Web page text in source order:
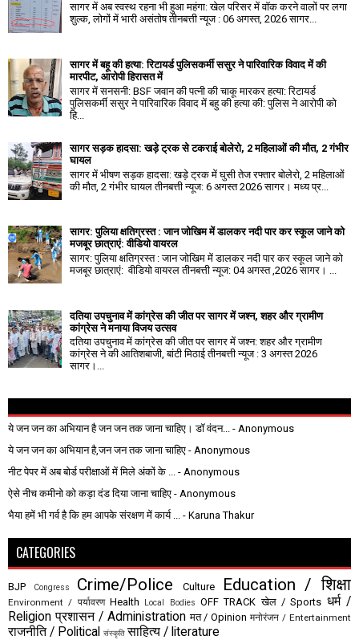
सागर में अब स्वस्थ रहना भी हुआ महंगा: खेल परिसर में वॉक करने वालों पर लगा
शुल्क, लोगों में भारी असंतोष तीनबत्ती न्यूज : 06 अगस्त, 2026 सागर...
सागर में बहू की हत्या: रिटायर्ड पुलिसकर्मी ससुर ने पारिवारिक विवाद में की
मारपीट, आरोपी हिरासत में
सागर में सनसनी: BSF जवान की पत्नी की चाकू मारकर हत्या: रिटायर्ड
पुलिसकर्मी ससुर ने पारिवारिक विवाद में बहु की हत्या की: पुलिस ने आरोपी को
हि...
सागर सड़क हादसा: खड़े ट्रक से टकराई बोलेरो, 2 महिलाओं की मौत, 2 गंभीर
घायल
सागर में भीषण सड़क हादसा: खड़े ट्रक में घुसी तेज रफ्तार बोलेरो, 2 महिलाओं
की मौत, 2 गंभीर घायल तीनबत्ती न्यूज: 6 अगस्त 2026 सागर। मध्य प्र...
सागर: पुलिया क्षतिग्रस्त : जान जोखिम में डालकर नदी पार कर स्कूल जाने को
मजबूर छात्राएं: वीडियो वायरल
सागर: पुलिया क्षतिग्रस्त : जान जोखिम में डालकर नदी पार कर स्कूल जाने को
मजबूर छात्राएं: वीडियो वायरल तीनबत्ती न्यूज: 04 अगस्त ,2026 सागर। ...
दतिया उपचुनाव में कांग्रेस की जीत पर सागर में जश्न, शहर और ग्रामीण
कांग्रेस ने मनाया विजय उत्सव
दतिया उपचुनाव में कांग्रेस की जीत पर सागर में जश्न: शहर और ग्रामीण
कांग्रेस ने की आतिशबाजी, बांटी मिठाई तीनबत्ती न्यूज : 3 अगस्त 2026
सागर।...
ये जन जन का अभियान है जन जन तक जाना चाहिए। डॉ वंदन...
- Anonymous
ये जन जन का अभियान है,जन जन तक जाना चाहिए - Anonymous
नीट पेपर में अब बोर्ड परीक्षाओं में मिले अंकों के ...
- Anonymous
ऐसे नीच कमीनो को कड़ा दंड दिया जाना चाहिए - Anonymous
भैया हमें भी गर्व है कि हम आपके संरक्षण में कार्य ...
- Karuna Thakur
CATEGORIES
BJP Congress Crime/Police Culture Education / शिक्षा
Environment / पर्यावरण Health Local Bodies OFF TRACK खेल / Sports धर्म /
Religion प्रशासन / Administration मत / Opinion मनोरंजन / Entertainment
राजनीति / Political संस्कृति साहित्य / literature